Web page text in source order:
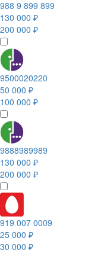
988 9 899 899
130 000 ₽
200 000 ₽
9500020220
50 000 ₽
100 000 ₽
9888989989
130 000 ₽
200 000 ₽
919 007 0009
25 000 ₽
30 000 ₽